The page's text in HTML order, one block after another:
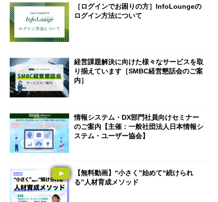
［ログインでお困りの方］InfoLoungeの
ログイン方法について
経営課題解決に向けた様々なサービスを取
り揃えています［SMBC経営懇話会のご案
内］
情報システム・DX部門社員向けセミナー
のご案内【主催：一般社団法人日本情報シ
ステム・ユーザー協会】
【無料動画】“小さく”始めて“続けられ
る”人材育成メソッド